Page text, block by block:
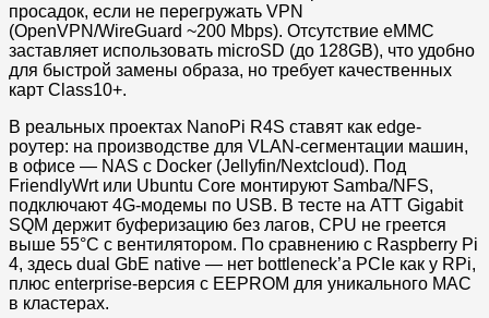
просадок, если не перегружать VPN
(OpenVPN/WireGuard ~200 Mbps). Отсутствие eMMC
заставляет использовать microSD (до 128GB), что удобно
для быстрой замены образа, но требует качественных
карт Class10+.
В реальных проектах NanoPi R4S ставят как edge-
роутер: на производстве для VLAN-сегментации машин,
в офисе — NAS с Docker (Jellyfin/Nextcloud). Под
FriendlyWrt или Ubuntu Core монтируют Samba/NFS,
подключают 4G-модемы по USB. В тесте на ATT Gigabit
SQM держит буферизацию без лагов, CPU не греется
выше 55°C с вентилятором. По сравнению с Raspberry Pi
4, здесь dual GbE native — нет bottleneck’а PCIe как у RPi,
плюс enterprise-версия с EEPROM для уникального MAC
в кластерах.